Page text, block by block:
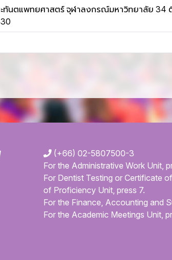
นตแพทยศาสตร์ จุฬาลงกรณ์มหาวิทยาลัย 34
(+66) 02-5807500-3
For the Administrative Work Unit,
For Dentist Testing or Certificate
of Proficiency Unit, press 7.
For the Finance, Accounting and
For the Academic Meetings Unit,